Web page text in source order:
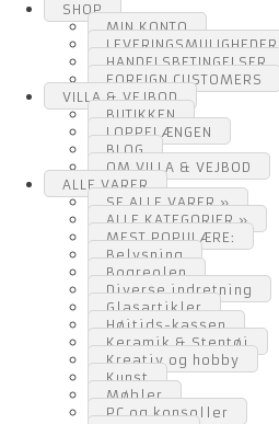
SHOP
MIN KONTO
LEVERINGSMULIGHEDER
HANDELSBETINGELSER
FOREIGN CUSTOMERS
VILLA & VEJBOD
BUTIKKEN
LOPPELÆNGEN
BLOG
OM VILLA & VEJBOD
ALLE VARER
SE ALLE VARER »
ALLE KATEGORIER »
MEST POPULÆRE:
Belysning
Bogreolen
Diverse indretning
Glasartikler
Højtids-kassen
Keramik & Stentøj
Kreativ og hobby
Kunst
Møbler
PC og konsoller